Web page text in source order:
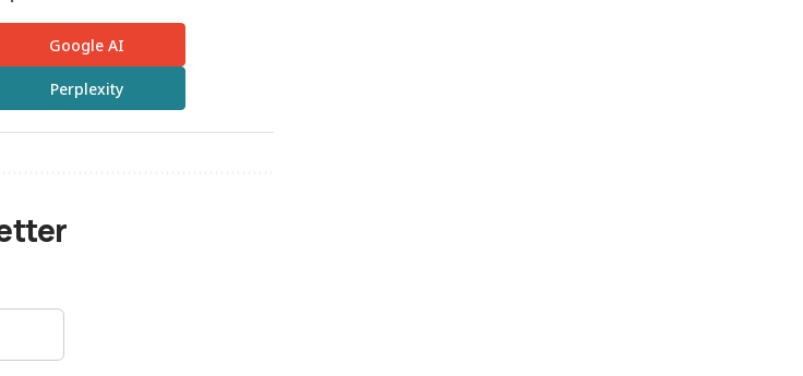
Google AI
Perplexity